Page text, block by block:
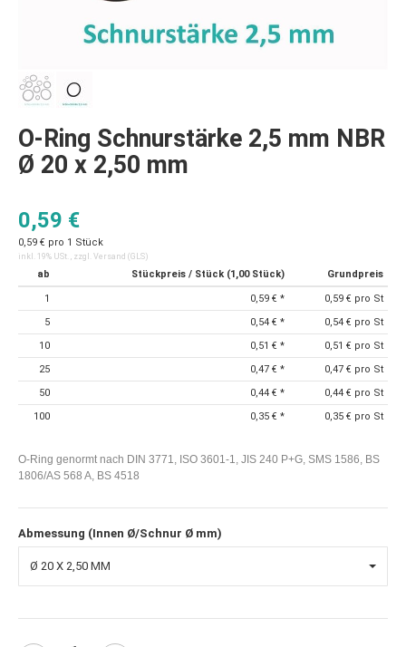
O-Ring Schnurstärke 2,5 mm NBR
Ø 20 x 2,50 mm
0,59 €
0,59 € pro 1 Stück
inkl. 19% USt. , zzgl. Versand (GLS)
ab Stückpreis / Stück (1,00 Stück) Grundpreis
1 0,59 € *
0,59 € pro St
5
0,54 € *
0,54 € pro St
10
0,51 € *
0,51 € pro St
25
0,47 € *
0,47 € pro St
50
0,44 € *
0,44 € pro St
100
0,35 € * 0,35 € pro St
O-Ring genormt nach DIN 3771, ISO 3601-1, JIS 240 P+G, SMS 1586, BS
1806/AS 568 A, BS 4518
Abmessung (Innen Ø/Schnur Ø mm)
Ø 20 X 2,50 MM